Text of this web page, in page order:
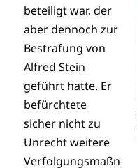
beteiligt war, der
aber dennoch zur
Bestrafung von
Alfred Stein
geführt hatte. Er
befürchtete
sicher nicht zu
Unrecht weitere
Verfolgungsmaßn